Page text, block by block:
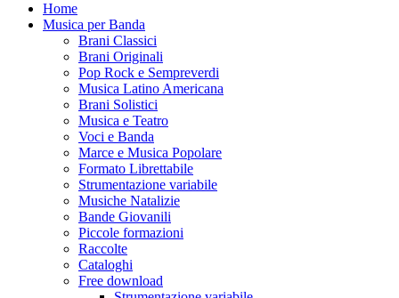
Home
Musica per Banda
Brani Classici
Brani Originali
Pop Rock e Sempreverdi
Musica Latino Americana
Brani Solistici
Musica e Teatro
Voci e Banda
Marce e Musica Popolare
Formato Librettabile
Strumentazione variabile
Musiche Natalizie
Bande Giovanili
Piccole formazioni
Raccolte
Cataloghi
Free download